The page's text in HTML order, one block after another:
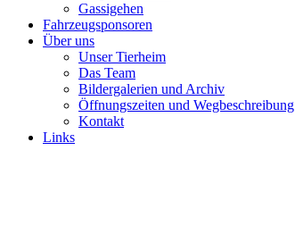
Gassigehen
Fahrzeugsponsoren
Über uns
Unser Tierheim
Das Team
Bildergalerien und Archiv
Öffnungszeiten und Wegbeschreibung
Kontakt
Links